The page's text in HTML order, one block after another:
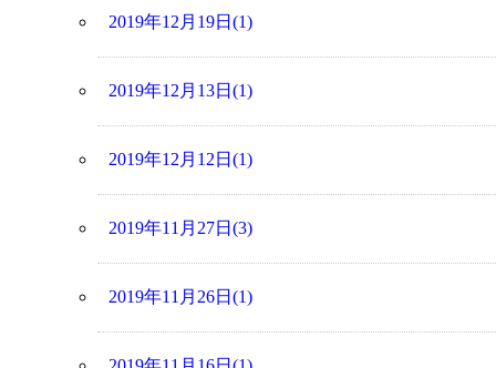
2019年12月19日(1)
2019年12月13日(1)
2019年12月12日(1)
2019年11月27日(3)
2019年11月26日(1)